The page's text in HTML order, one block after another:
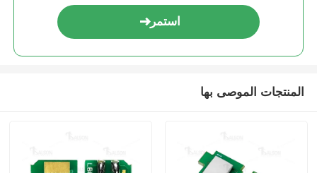
رقاقة (بانتم) استمر
المنتجات الموصى بها